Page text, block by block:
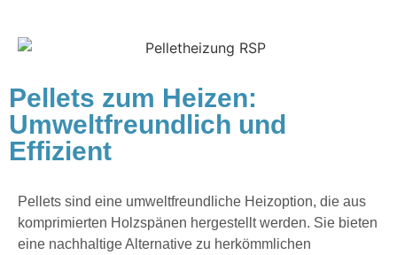
Pellets zum Heizen:
Umweltfreundlich und
Effizient
Pellets sind eine umweltfreundliche Heizoption, die aus
komprimierten Holzspänen hergestellt werden. Sie bieten
eine nachhaltige Alternative zu herkömmlichen